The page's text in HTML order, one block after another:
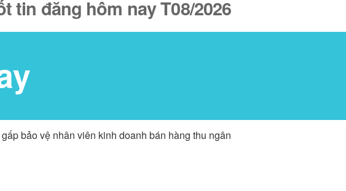
tin đăng hôm nay T08/2026
bảo vệ nhân viên kinh doanh bán hàng thu ngân